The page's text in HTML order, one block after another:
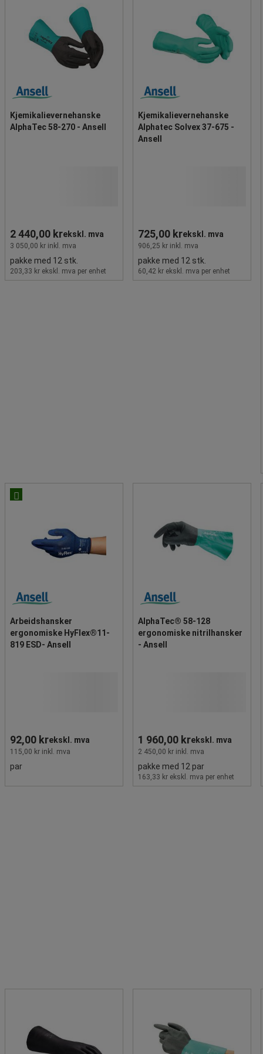
Kjemikalievernehanske
AlphaTec 58-270 - Ansell
2 440,00 krekskl. mva
3 050,00 kr inkl. mva
pakke med 12 stk.
203,33 kr ekskl. mva per enhet
Kjemikalievernehanske
Alphatec Solvex 37-675 -
Ansell
725,00 krekskl. mva
906,25 kr inkl. mva
pakke med 12 stk.
60,42 kr ekskl. mva per enhet
Arbeidshansker
ergonomiske HyFlex®11-
819 ESD- Ansell
92,00 krekskl. mva
115,00 kr inkl. mva
par
AlphaTec® 58-128
ergonomiske nitrilhansker
- Ansell
1 960,00 krekskl. mva
2 450,00 kr inkl. mva
pakke med 12 par
163,33 kr ekskl. mva per enhet